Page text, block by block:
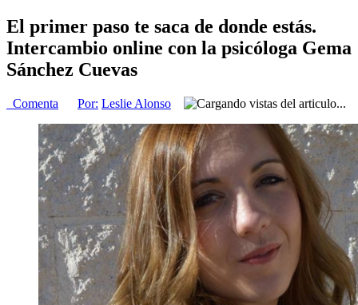
El primer paso te saca de donde estás.
Intercambio online con la psicóloga Gema
Sánchez Cuevas
Comenta Por: Leslie Alonso